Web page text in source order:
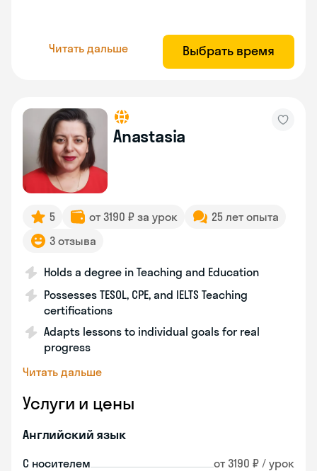
Читать дальше Выбрать время
Anastasia
5 от 3190 ₽ за урок
25 лет опыта
3 отзыва
Holds a degree in Teaching and Education
Possesses TESOL, CPE, and IELTS Teaching
certifications
Adapts lessons to individual goals for real
progress
Читать дальше
Услуги и цены
Английский язык
С носителем от 3190 ₽ / урок